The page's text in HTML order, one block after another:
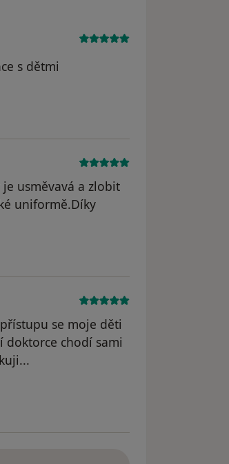
s dětmi
usměvavá a zlobit
uniformě.Díky
se moje děti
doktorce chodí sami